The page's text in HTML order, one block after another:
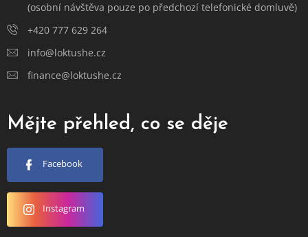
(osobní návštěva pouze po předchozí telefonické domluvě)
+420 777 629 264
info@loktushe.cz
finance@loktushe.cz
Mějte přehled, co se děje
Facebook
Instagram